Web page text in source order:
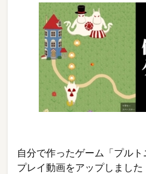
自分で作ったゲーム「プル
プレイ動画をアップしました